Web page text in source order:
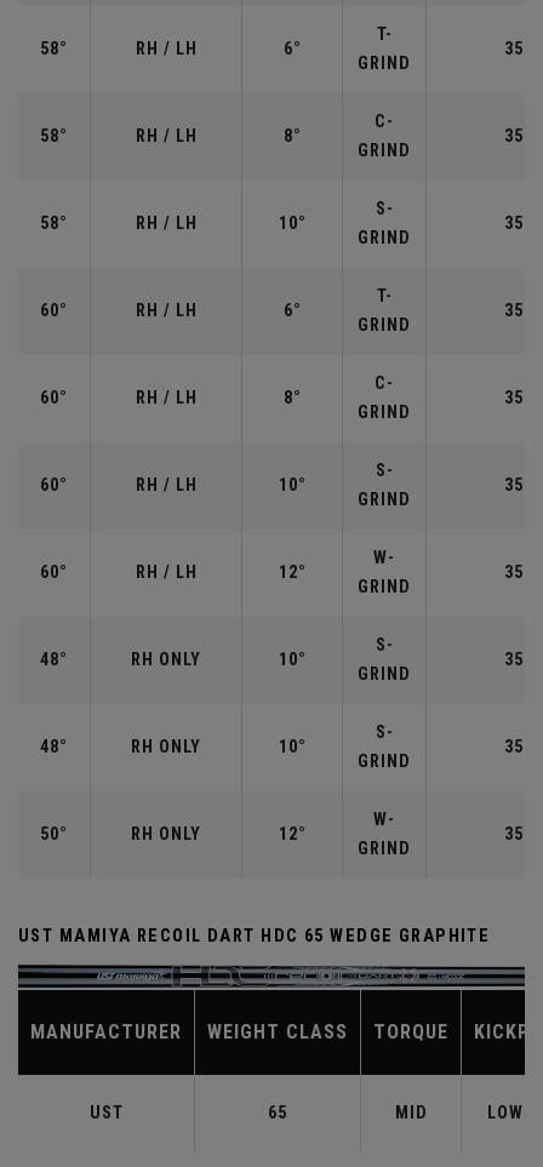
58° RH / LH 6°
T-
GRIND
58° RH / LH 8°
C-
GRIND
58° RH / LH 10°
S-
GRIND
60° RH / LH 6°
T-
GRIND
60° RH / LH 8°
C-
GRIND
60° RH / LH 10°
S-
GRIND
60° RH / LH 12°
W-
GRIND
48° RH ONLY 10°
S-
GRIND
48° RH ONLY 10°
S-
GRIND
50° RH ONLY 12°
W-
GRIND
UST MAMIYA RECOIL DART HDC 65 WEDGE GRAPHITE
MANUFACTURER WEIGHT CLASS TORQUE
UST 65 MID LOW-